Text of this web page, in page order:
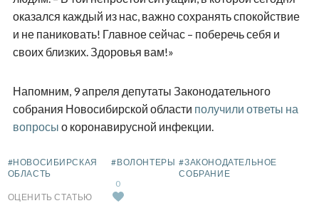
оказался каждый из нас, важно сохранять спокойствие
и не паниковать! Главное сейчас – поберечь себя и
своих близких. Здоровья вам!»
Напомним, 9 апреля депутаты Законодательного
собрания Новосибирской области получили ответы на
вопросы о коронавирусной инфекции.
#НОВОСИБИРСКАЯ
ОБЛАСТЬ
#ВОЛОНТЕРЫ #ЗАКОНОДАТЕЛЬНОЕ
СОБРАНИЕ
ОЦЕНИТЬ СТАТЬЮ
0